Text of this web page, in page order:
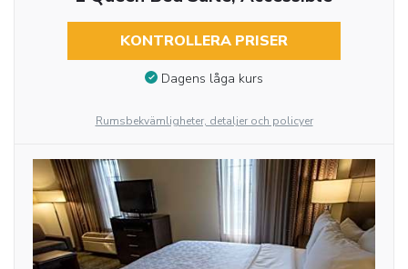
KONTROLLERA PRISER
Dagens låga kurs
Rumsbekvämligheter, detaljer och policyer